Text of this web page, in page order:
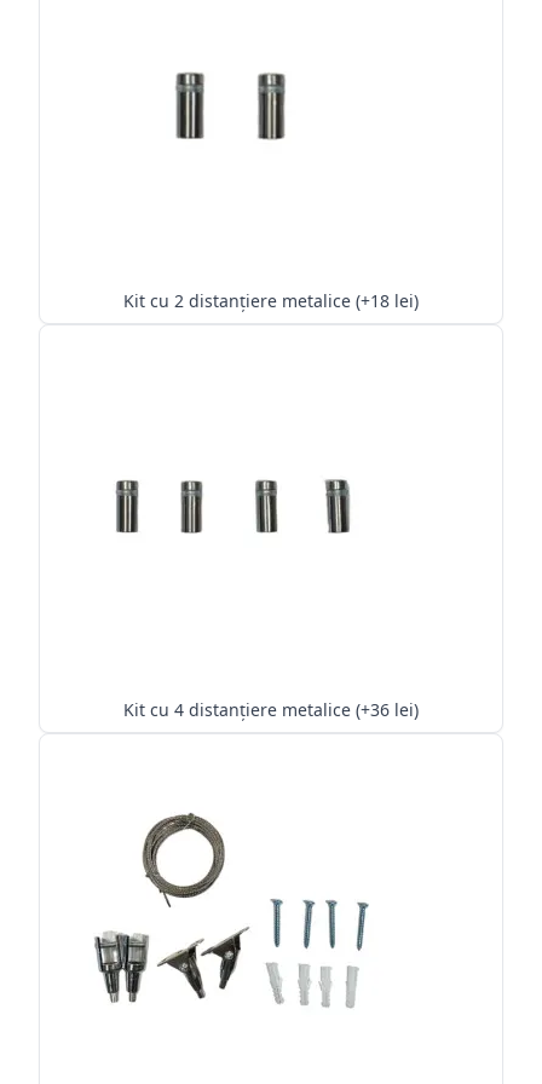
Kit cu 2 distanțiere metalice (+18 lei)
Kit cu 4 distanțiere metalice (+36 lei)